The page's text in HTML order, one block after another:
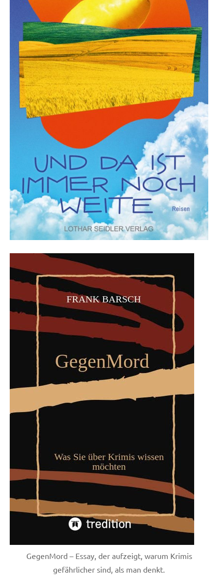
GegenMord – Essay, der aufzeigt, warum Krimis
gefährlicher sind, als man denkt.